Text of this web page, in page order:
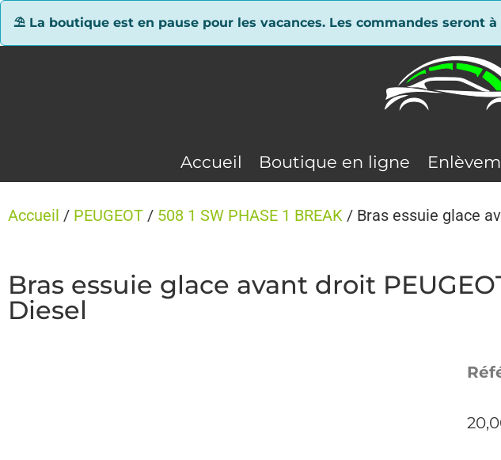
⛱ La boutique est en pause pour les vacances. Les commandes seront
Accueil Boutique en ligne
Accueil / PEUGEOT / 508 1 SW PHASE 1 BREAK / Bras essuie glace
Bras essuie glace avant droit
Diesel
Panneau de gestion des cookies